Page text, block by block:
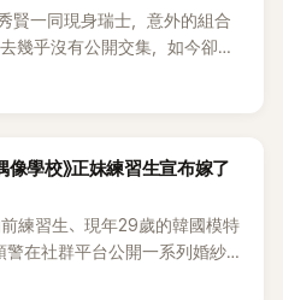
賢一同現身瑞士，意外的組合
幾乎沒有公開交集，如今卻一
奇：「他們到底是怎麼認識
學校》正妹練習生宣布嫁了
前練習生、現年29歲的韓國模特
警在社群平台公開一系列婚紗
息曝光後讓不少曾追看節目的